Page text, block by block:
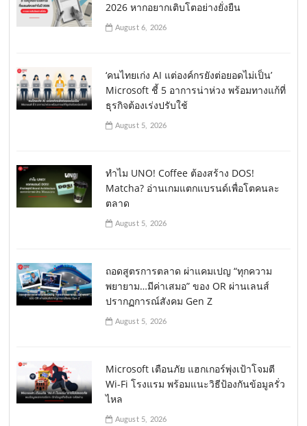
2026 หากอยากเติบโตอย่างยั่งยืน
August 6, 2026
‘คนไทยเก่ง AI แต่องค์กรยังต่อยอดไม่เป็น’
Microsoft ชี้ 5 อาการน่าห่วง พร้อมทางแก้ที่
ธุรกิจต้องเร่งปรับใช้
August 5, 2026
ทำไม UNO! Coffee ต้องสร้าง DOS!
Matcha? อ่านเกมแตกแบรนด์เพื่อโตคนละ
ตลาด
August 5, 2026
ถอดสูตรการตลาด ผ่าแคมเปญ “ทุกความ
พยายาม…มีค่าเสมอ” ของ OR ผ่านเลนส์
ปรากฏการณ์สังคม Gen Z
August 5, 2026
Microsoft เตือนภัย แฮกเกอร์พุ่งเป้าโจมตี
Wi-Fi โรงแรม พร้อมแนะวิธีป้องกันข้อมูลรั่ว
ไหล
August 5, 2026